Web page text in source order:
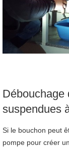
Débouchage
suspendues
Si le bouchon peut
pompe pour créer